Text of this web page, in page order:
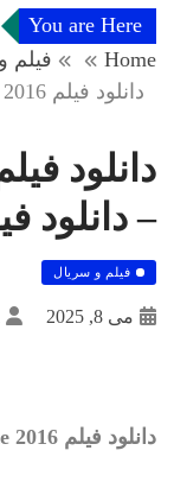
You are Here
Home
فیلم
دانلود فیلم Harvest Lake 2016 – دانلود فیلم
– دانلود
فیلم و سریال
می 8, 2025
دانلود فیلم Harvest Lake 2016